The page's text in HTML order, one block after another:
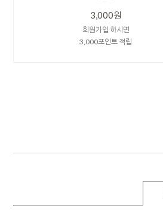
3,000원
회원가입 하시면
3,000포인트 적립